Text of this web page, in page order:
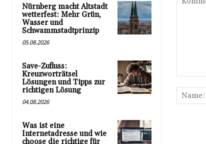
Nürnberg macht Altstadt
wetterfest: Mehr Grün,
Wasser und
Schwammstadtprinzip
05.08.2026
Save-Zufluss:
Kreuzworträtsel
Lösungen und Tipps zur
richtigen Lösung
04.08.2026
Was ist eine
Internetadresse und wie
choose die richtige für